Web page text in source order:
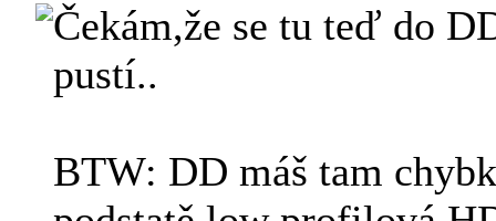
Čekám,že se tu teď do
pustí..
BTW: DD máš tam